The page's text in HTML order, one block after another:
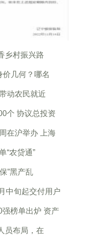
乡村振兴路
几何？哪名
动农民就近
个 协议总投资
在沪举办 上海
“农贷通”
”黑产乱
中旬起交付用户
榜单出炉 资产
员布局，在